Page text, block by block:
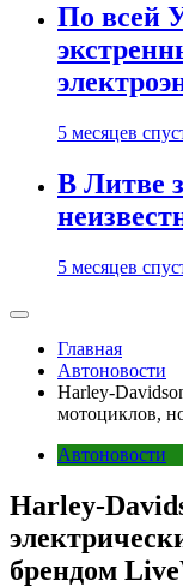
По всей
5 месяцев
В Литве
5 месяцев
Главная
Автоновости
Harley-
мотоциклов,
Автоновости
Harley-
брендом